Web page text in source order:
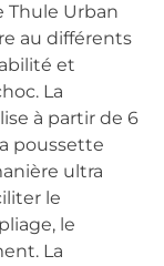
Thule Urban
au différents
et
La
à partir de 6
poussette
ultra
le
le
La